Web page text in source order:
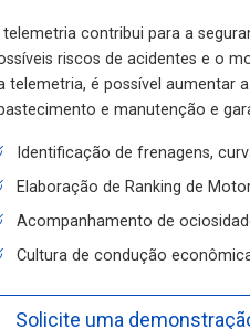
telemetria contribui para a
riscos de acidentes e o
telemetria, é possível aumentar
e manutenção e
Identificação de frenagens,
Elaboração de Ranking de
Acompanhamento de
Cultura de condução
Solicite uma